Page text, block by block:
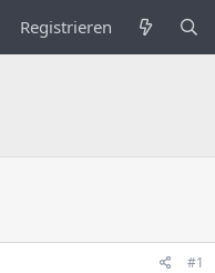
Registrieren
#1